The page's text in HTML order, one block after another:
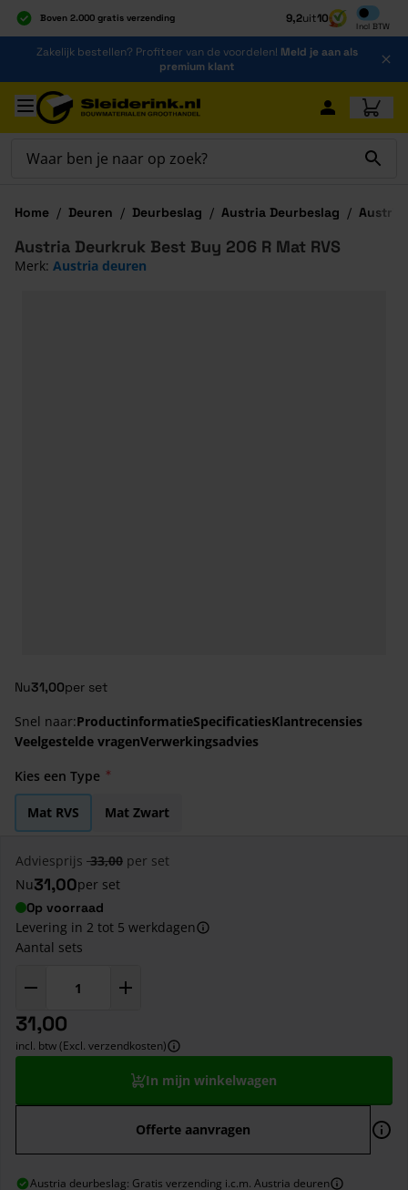
Boven 2.000 gratis verzending
Al 40 jaar dé specialist
Alles onder één dak
9,2uit10
Incl BTW
Inclusief
Ga naar de inhoud
Zakelijk bestellen? Profiteer van de voordelen! Meld je aan als
premium klant
Ga naar hoofdinhoud
Home / Deuren / Deurbeslag / Austria Deurbeslag / Austria
Nu31,00per set
Austria Deurkruk Best Buy 206 R Mat RVS
Merk: Austria deuren
Snel naar:ProductinformatieSpecificatiesKlantrecensies
Veelgestelde vragenVerwerkingsadvies
Kies een Type
Mat RVS Mat Zwart
Adviesprijs 33,00 per set
Nu31,00per set
Op voorraad
Levering in 2 tot 5 werkdagen
Aantal sets
31,00
incl. btw (Excl. verzendkosten)
In mijn winkelwagen
Offerte aanvragen
Austria deurbeslag: Gratis verzending i.c.m. Austria deuren